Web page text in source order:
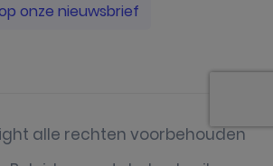
onze nieuwsbrief
alle rechten voorbehouden